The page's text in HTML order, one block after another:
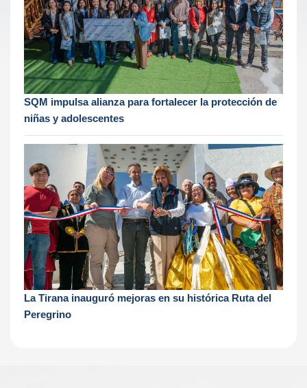
SQM impulsa alianza para fortalecer la protección de
niñas y adolescentes
La Tirana inauguró mejoras en su histórica Ruta del
Peregrino